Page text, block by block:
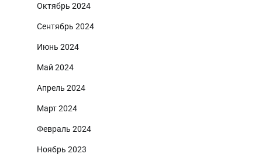
Октябрь 2024
Сентябрь 2024
Июнь 2024
Май 2024
Апрель 2024
Март 2024
Февраль 2024
Ноябрь 2023